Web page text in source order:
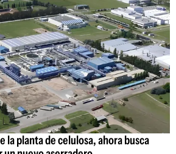
la planta de celulosa, ahora busca